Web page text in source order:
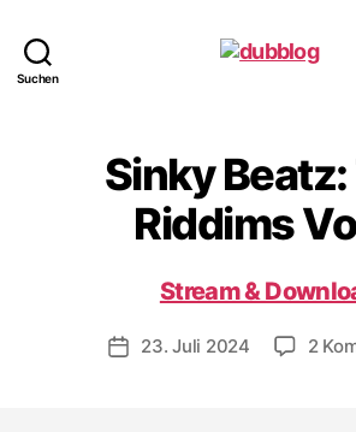
Suchen
Sinky
Riddims
Stream &
Veröffentlichungsdatum
23. Juli 2024 2